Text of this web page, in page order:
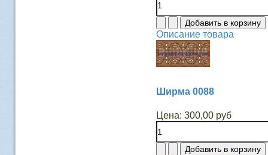
Описание товара
Ширма 0088
Цена: 300,00 руб